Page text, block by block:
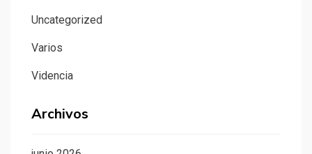
Uncategorized
Varios
Videncia
Archivos